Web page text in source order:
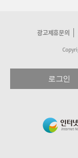
광고제휴문의
로그인